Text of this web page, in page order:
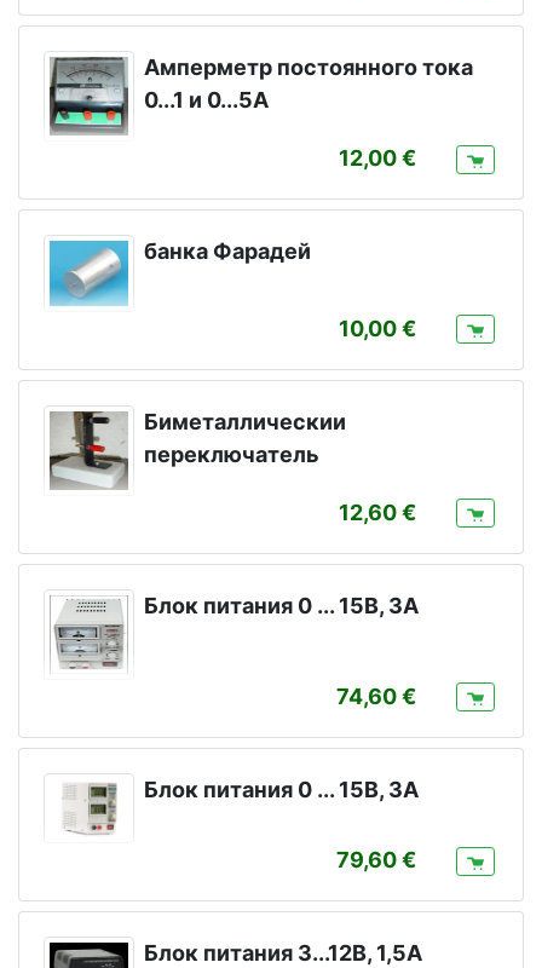
Амперметр постоянного тока
0...1 и 0...5А
12,00
банка Фарадей
10,00
Биметаллическии
переключатель
12,60
Блок питания 0 ... 15В, 3A
74,60
Блок питания 0 ... 15В, 3A
79,60
Блок питания 3...12В, 1,5A